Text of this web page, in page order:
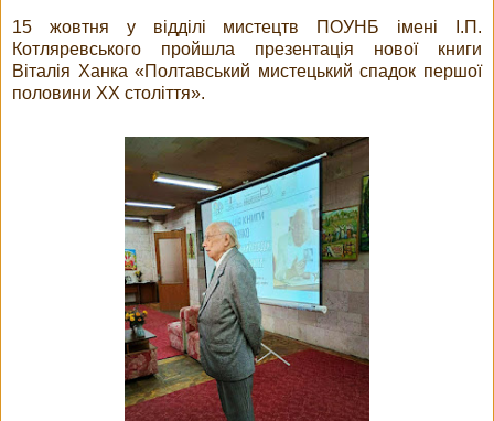
15 жовтня у відділі мистецтв ПОУНБ імені І.П.
Котляревського пройшла презентація нової книги
Віталія Ханка «Полтавський мистецький спадок першої
половини XX століття».